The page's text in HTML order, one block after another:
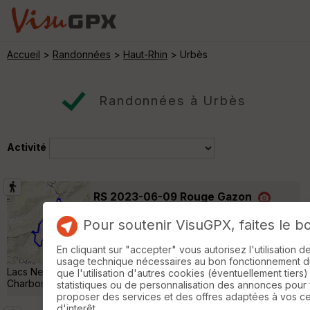
Accueil > Randonnées > Haut-Rhin > Urbès
Randonnées à Urbès
Activité
RS 2023-06-09 Rouge Gazon
Randonnée Pédestre 14 km 600 m
Départ de la ferme auberge de Rouge
gazon Point de passage : Lac des perches,
Lacs Neuweiher, Le Gresson Moyen, Roche de l'Enfer, Col des
Charbonniers »
Pour soutenir VisuGPX, faites le
En cliquant sur "accepter" vous autorisez l'utilisation
usage technique nécessaires au bon fonctionnement
que l'utilisation d'autres cookies (éventuellement
statistiques ou de personnalisation des annonces pour
proposer des services et des offres adaptées à vos